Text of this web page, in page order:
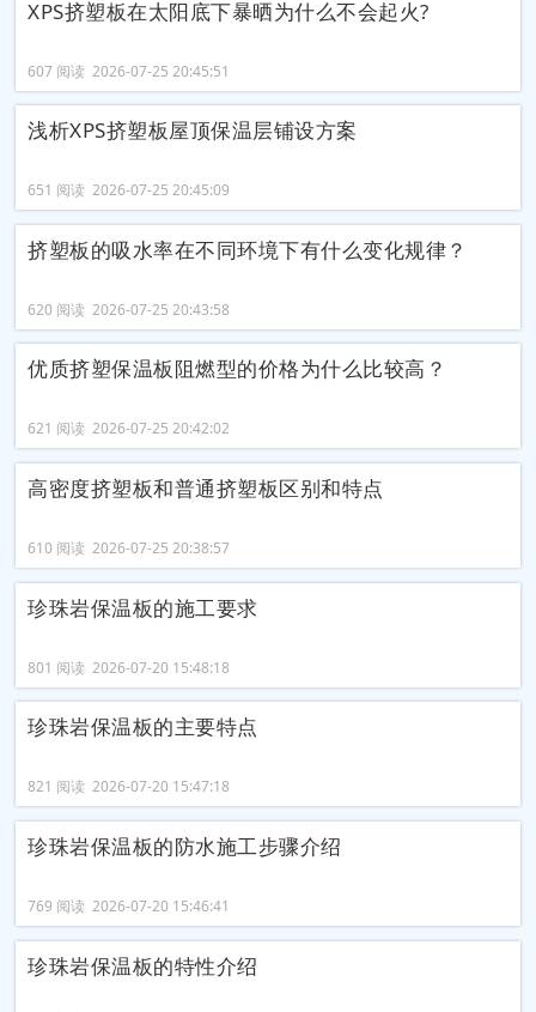
XPS挤塑板在太阳底下暴晒为什么不会起火?
607 阅读 2026-07-25 20:45:51
浅析XPS挤塑板屋顶保温层铺设方案
651 阅读 2026-07-25 20:45:09
挤塑板的吸水率在不同环境下有什么变化规律？
620 阅读 2026-07-25 20:43:58
优质挤塑保温板阻燃型的价格为什么比较高？
621 阅读 2026-07-25 20:42:02
高密度挤塑板和普通挤塑板区别和特点
610 阅读 2026-07-25 20:38:57
珍珠岩保温板的施工要求
801 阅读 2026-07-20 15:48:18
珍珠岩保温板的主要特点
821 阅读 2026-07-20 15:47:18
珍珠岩保温板的防水施工步骤介绍
769 阅读 2026-07-20 15:46:41
珍珠岩保温板的特性介绍